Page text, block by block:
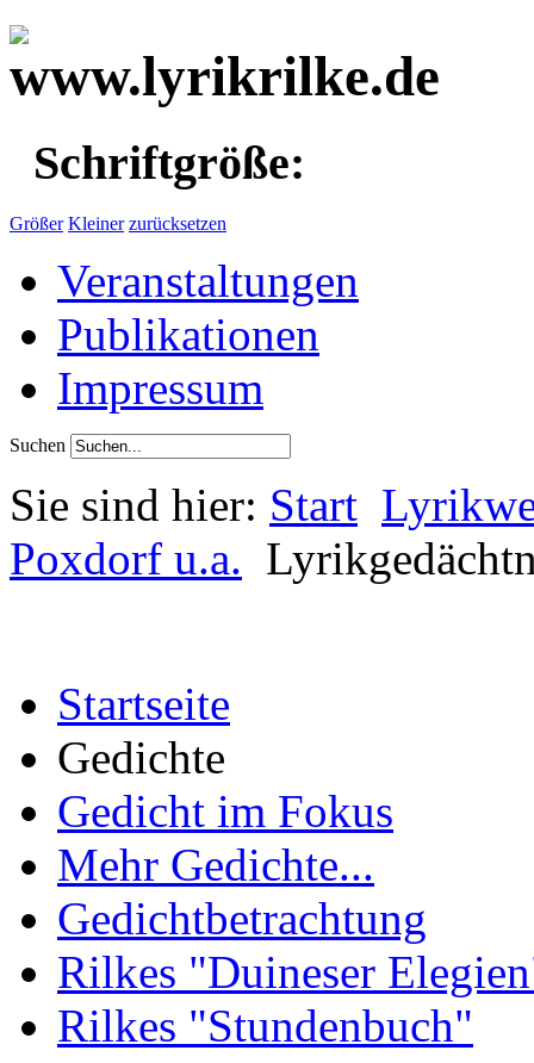
Schriftgröße:
Größer Kleiner zurücksetzen
Veranstaltungen
Publikationen
Impressum
Suchen
Sie sind hier: Start
Poxdorf u.a.
Startseite
Gedichte
Gedicht im Fokus
Mehr Gedichte...
Gedichtbetrachtung
Rilkes "Duineser
Rilkes "Stundenbuch"